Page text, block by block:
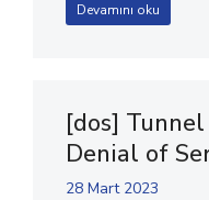
Devamını oku
[dos]
Denial of
28 Mart 2023